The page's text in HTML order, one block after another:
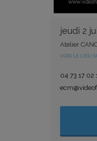
jeudi 2
Atelier
VOIR LE LIEU
04 73 17 02